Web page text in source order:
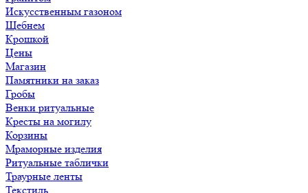
Искусственным газоном
Щебнем
Крошкой
Цены
Магазин
Памятники на заказ
Гробы
Венки ритуальные
Кресты на могилу
Корзины
Мраморные изделия
Ритуальные таблички
Траурные ленты
Текстиль